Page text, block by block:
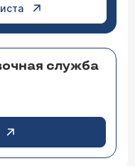
служба